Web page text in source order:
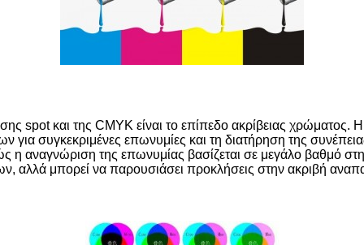
spot και της CMYK είναι το επίπεδο ακρίβειας
συγκεκριμένες επωνυμίες και τη διατήρηση της
η αναγνώριση της επωνυμίας βασίζεται σε μεγάλο βαθμό
αλλά μπορεί να παρουσιάσει προκλήσεις στην ακριβή